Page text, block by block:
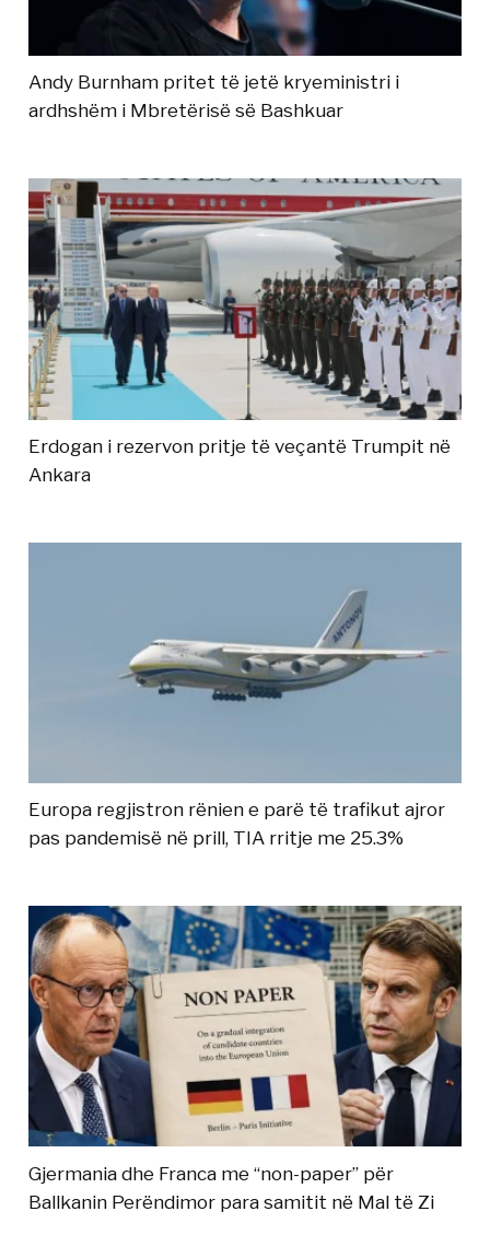
Andy Burnham pritet të jetë kryeministri i
ardhshëm i Mbretërisë së Bashkuar
Erdogan i rezervon pritje të veçantë Trumpit në
Ankara
Europa regjistron rënien e parë të trafikut ajror
pas pandemisë në prill, TIA rritje me 25.3%
Gjermania dhe Franca me “non-paper” për
Ballkanin Perëndimor para samitit në Mal të Zi